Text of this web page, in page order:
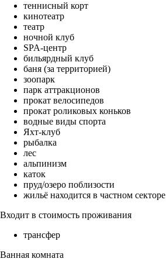
теннисный корт
кинотеатр
театр
ночной клуб
SPA-центр
бильярдный клуб
баня (за территорией)
зоопарк
парк аттракционов
прокат велосипедов
прокат роликовых коньков
водные виды спорта
Яхт-клуб
рыбалка
лес
альпинизм
каток
пруд/озеро поблизости
жильё находится в частном секторе
Входит в стоимость проживания
трансфер
Ванная комната